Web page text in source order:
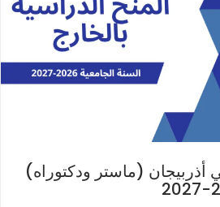
(ماستر ودكتوراه)